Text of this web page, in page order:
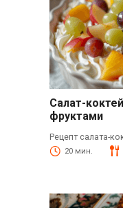
Салат-
фруктами
Рецепт салата-
20 мин.